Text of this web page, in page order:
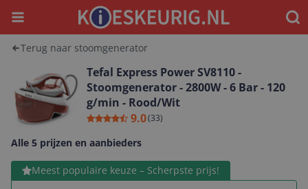
Menu
Terug naar stoomgenerator
Tefal Express Power SV8110 -
Stoomgenerator - 2800W - 6 Bar - 120
g/min - Rood/Wit
9.0(33)
Alle 5 prijzen en aanbieders
Meest populaire keuze – Scherpste prijs!
Bekijk product